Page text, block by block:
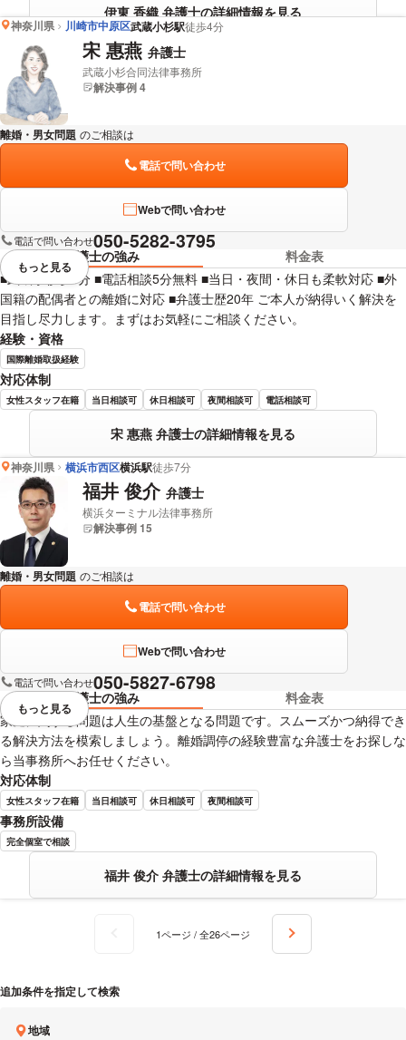
伊東 香織 弁護士の詳細情報を見る
神奈川県 川崎市中原区武蔵小杉駅徒歩4分
宋 惠燕 弁護士
武蔵小杉合同法律事務所
解決事例 4
離婚・男女問題 のご相談は
電話で問い合わせ
Webで問い合わせ
電話で問い合わせ050-5282-3795
弁護士の強み
料金表
■武蔵小杉駅6分 ■電話相談5分無料 ■当日・夜間・休日も柔軟対応 ■外
国籍の配偶者との離婚に対応 ■弁護士歴20年 ご本人が納得いく解決を
目指し尽力します。まずはお気軽にご相談ください。
経験・資格
国際離婚取扱経験
対応体制
女性スタッフ在籍 当日相談可 休日相談可 夜間相談可 電話相談可
宋 惠燕 弁護士の詳細情報を見る
視覚的に省略されている要素を
もっと見る
神奈川県 横浜市西区横浜駅徒歩7分
福井 俊介 弁護士
横浜ターミナル法律事務所
解決事例 15
離婚・男女問題 のご相談は
電話で問い合わせ
Webで問い合わせ
電話で問い合わせ050-5827-6798
弁護士の強み
料金表
家庭に関する問題は人生の基盤となる問題です。スムーズかつ納得でき
る解決方法を模索しましょう。離婚調停の経験豊富な弁護士をお探しな
ら当事務所へお任せください。
対応体制
女性スタッフ在籍 当日相談可 休日相談可 夜間相談可
事務所設備
完全個室で相談
福井 俊介 弁護士の詳細情報を見る
視覚的に省略されている要素を
もっと見る
1ページ / 全26ページ
追加条件を指定して検索
地域